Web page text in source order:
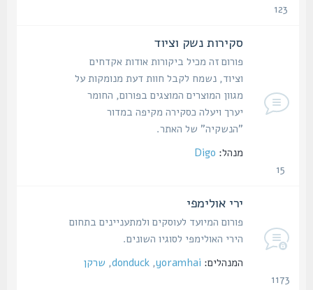
סקירות נשק וציוד
פורום זה מכיל ביקורות אודות אקדחים
וציוד, נשמח לקבל חוות דעת מנומקות על
מגוון המוצרים המוצגים בפורום, החומר
יערך ויעלה כסקירה מקיפה במדור
"הנשקיה" של האתר.
מנהל: Digo
ירי אולימפי
פורום המיועד לעוסקים ולמתעניינים בתחום
הירי האולימפי לסוגיו השונים.
המנהלים: yoramhai
,
donduck
,שרקן